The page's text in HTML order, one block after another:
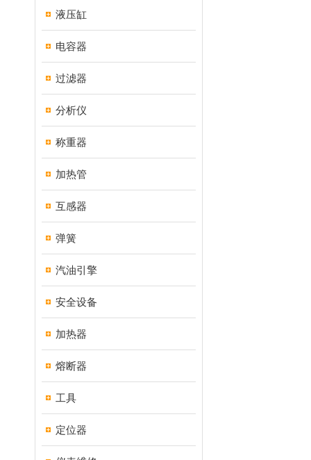
液压缸
电容器
过滤器
分析仪
称重器
加热管
互感器
弹簧
汽油引擎
安全设备
加热器
熔断器
工具
定位器